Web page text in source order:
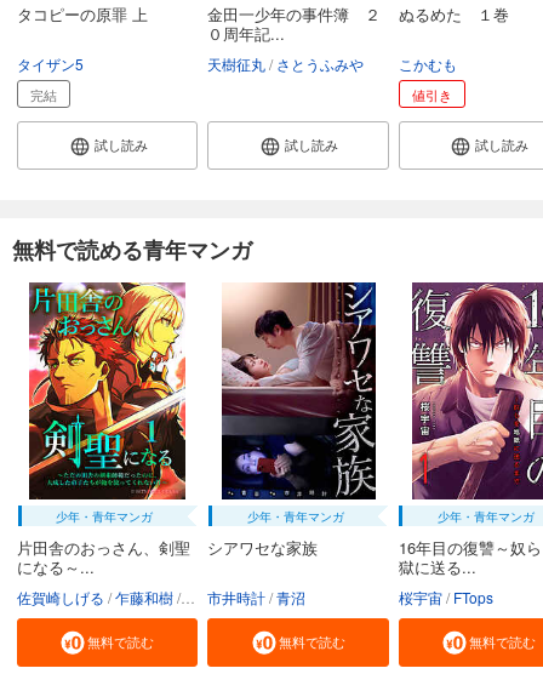
タコピーの原罪 上
タイザン5
完結
試し読み
金田一少年の事件簿 ２
０周年記...
天樹征丸 さとうふみや
試し読み
ぬるめた １巻
こかむも
値引き
試し読み
無料で読める青年マンガ
少年・青年マンガ
片田舎のおっさん、剣聖
になる～...
佐賀崎しげる 乍藤和樹 鍋島テツヒロ
無料で読む
少年・青年マンガ
シアワセな家族
市井時計 青沼
無料で読む
少年・青年マンガ
16年目の復讐～奴
獄に送る...
桜宇宙 FTops
無料で読む